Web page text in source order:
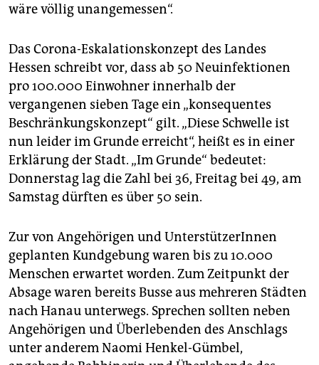
wäre völlig unangemessen“.
Das Corona-Eskalationskonzept des Landes
Hessen schreibt vor, dass ab 50 Neuinfektionen
pro 100.000 Einwohner innerhalb der
vergangenen sieben Tage ein „konsequentes
Beschränkungskonzept“ gilt. „Diese Schwelle ist
nun leider im Grunde erreicht“, heißt es in einer
Erklärung der Stadt. „Im Grunde“ bedeutet:
Donnerstag lag die Zahl bei 36, Freitag bei 49, am
Samstag dürften es über 50 sein.
Zur von Angehörigen und UnterstützerInnen
geplanten Kundgebung waren bis zu 10.000
Menschen erwartet worden. Zum Zeitpunkt der
Absage waren bereits Busse aus mehreren Städten
nach Hanau unterwegs. Sprechen sollten neben
Angehörigen und Überlebenden des Anschlags
unter anderem Naomi Henkel-Gümbel,